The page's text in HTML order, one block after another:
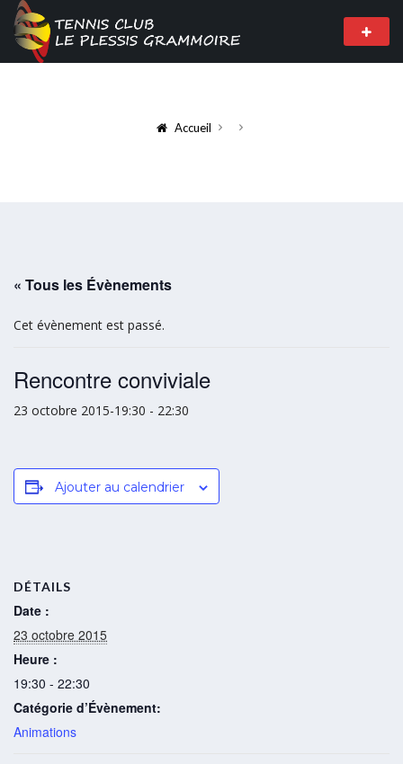
Accueil
« Tous les Évènements
Cet évènement est passé.
Rencontre conviviale
23 octobre 2015-19:30 - 22:30
Ajouter au calendrier
DÉTAILS
Date :
23 octobre 2015
Heure :
19:30 - 22:30
Catégorie d’Évènement:
Animations